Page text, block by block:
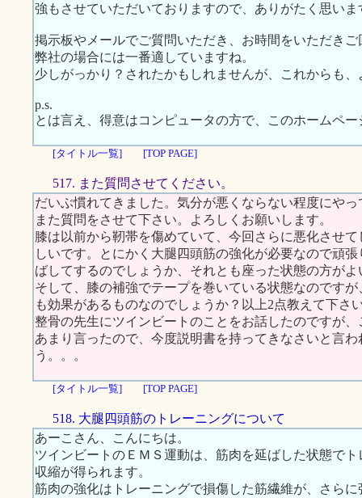
強もさせていただいておりますので、ありがたく思いま
掲示板やメールでご質問いただき、お時間をいただき
弊社の場合には一番適していますね。
少しがっかり？されたかもしれませんが、これからも
p.s.
とは言え、得意はコンピュータの方で、このホームペ
[タイトル一覧] [TOP PAGE]
517. また質問させてください。
だいぶ慣れてきました。気分が悪くならない程度にやっ
また質問をさせて下さい。よろしくお願いします。
膝は以前から靭帯を傷めていて、今回さらに悪化させ
しいです。とにかく大腿四頭筋の強化が必要なので頑
ばしてするのでしょうか、それとも座った状態の方が
そして、膝の補強でテープを巻いている状態なのです
も効果があるものなのでしょうか？以上2点教えて下さ
整骨の先生にツインビートのことをお話したのですが
あまり言ったので、今度説明書を持ってきなさいと言
う。。。
[タイトル一覧] [TOP PAGE]
518. 大腿四頭筋のトレーニングについて
あーこさん、こんにちは。
ツインビートのＥＭＳ運動は、筋肉を延ばした状態で
収縮が得られます。
筋肉の強化はトレーニングで損傷した筋繊維が、さら